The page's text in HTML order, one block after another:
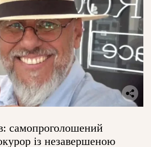
самопроголошений
із незавершеною